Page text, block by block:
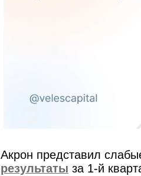
Акрон представил
результаты за 1-й